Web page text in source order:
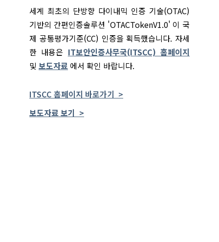
세계 최초의 단방향 다이내믹 인증 기술(OTAC)
기반의 간편인증솔루션 'OTACTokenV1.0' 이 국
제 공통평가기준(CC) 인증을 획득했습니다. 자세
한 내용은 IT보안인증사무국(ITSCC) 홈페이지
및 보도자료 에서 확인 바랍니다.
ITSCC 홈페이지 바로가기 >
보도자료 보기 >